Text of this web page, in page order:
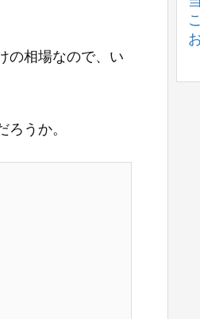
の相場なので、い
うか。